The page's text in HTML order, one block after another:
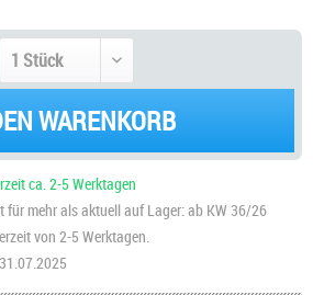
WARENKORB
ca. 2-5 Werktagen
für mehr als aktuell auf Lager: ab KW 36/26
von 2-5 Werktagen.